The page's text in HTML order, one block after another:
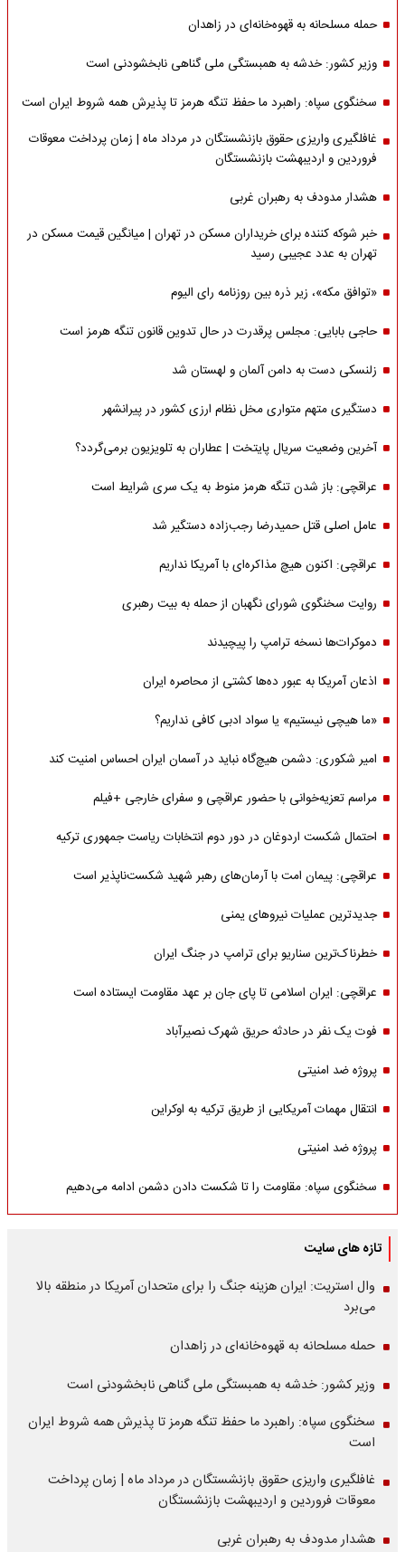
حمله مسلحانه به قهوه‌خانه‌ای در زاهدان
وزیر کشور: خدشه به همبستگی ملی گناهی نابخشودنی است
سخنگوی سپاه: راهبرد ما حفظ تنگه هرمز تا پذیرش همه شروط ایران است
غافلگیری واریزی حقوق بازنشستگان در مرداد ماه | زمان پرداخت معوقات
فروردین و اردیبهشت بازنشستگان
هشدار مدودف به رهبران غربی
خبر شوکه کننده برای خریداران مسکن در تهران | میانگین قیمت مسکن در
تهران به عدد عجیبی رسید
«توافق مکه»، زیر ذره بین روزنامه رای الیوم
حاجی بابایی: مجلس پرقدرت در حال تدوین قانون تنگه هرمز است
زلنسکی دست به دامن آلمان و لهستان شد
دستگیری متهم متواری مخل نظام ارزی کشور در پیرانشهر
آخرین وضعیت سریال پایتخت | عطاران به تلویزیون برمی‌گردد؟
عراقچی: باز شدن تنگه هرمز منوط به یک سری شرایط است
عامل اصلی قتل حمیدرضا رجب‌زاده دستگیر شد
عراقچی: اکنون هیچ مذاکره‌ای با آمریکا نداریم
روایت سخنگوی شورای نگهبان از حمله به بیت رهبری
دموکرات‌ها نسخه ترامپ را پیچیدند
اذعان آمریکا به عبور ده‌ها کشتی از محاصره ایران
«ما هیچی نیستیم» یا سواد ادبی کافی نداریم؟
امیر شکوری: دشمن هیچ‌گاه نباید در آسمان ایران احساس امنیت کند
مراسم تعزیه‌خوانی با حضور عراقچی و سفرای خارجی +فیلم
احتمال شکست اردوغان در دور دوم انتخابات ریاست جمهوری ترکیه
عراقچی: پیمان امت با آرمان‌های رهبر شهید شکست‌ناپذیر است
جدیدترین عملیات نیروهای یمنی
خطرناک‌ترین سناریو برای ترامپ در جنگ ایران
عراقچی: ایران اسلامی تا پای جان بر عهد مقاومت ایستاده است
فوت یک نفر در حادثه حریق شهرک نصیرآباد
پروژه ضد امنیتی
انتقال مهمات آمریکایی از طریق ترکیه به اوکراین
پروژه ضد امنیتی
سخنگوی سپاه: مقاومت را تا شکست دادن دشمن ادامه می‌دهیم
تازه های سایت
وال استریت: ایران هزینه جنگ را برای متحدان آمریکا در منطقه بالا
می‌برد
حمله مسلحانه به قهوه‌خانه‌ای در زاهدان
وزیر کشور: خدشه به همبستگی ملی گناهی نابخشودنی است
سخنگوی سپاه: راهبرد ما حفظ تنگه هرمز تا پذیرش همه شروط ایران
است
غافلگیری واریزی حقوق بازنشستگان در مرداد ماه | زمان پرداخت
معوقات فروردین و اردیبهشت بازنشستگان
هشدار مدودف به رهبران غربی